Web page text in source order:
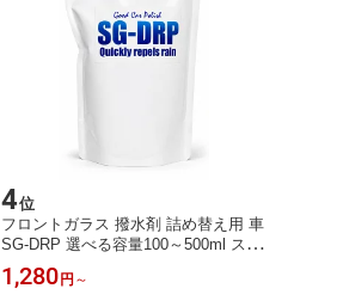
4位
フロントガラス 撥水剤 詰め替え用 車
SG-DRP 選べる容量100～500ml スプ
レー 超撥水 シロキサン配合 雨対策
梅雨 台風 ゲリラ豪雨 簡単施工 コス
1,280円 ～